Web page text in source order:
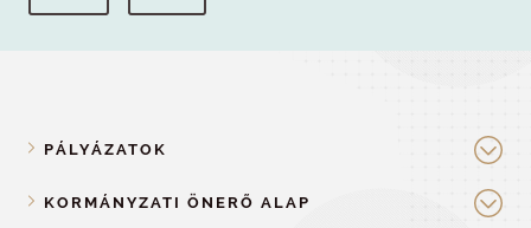
PÁLYÁZATOK
KORMÁNYZATI ÖNERŐ ALAP